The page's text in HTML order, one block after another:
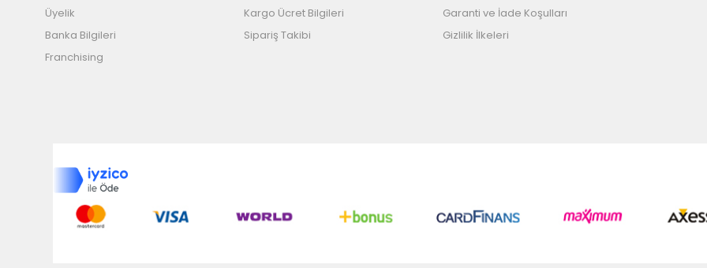
Üyelik
Banka Bilgileri
Franchising
Kargo Ücret Bilgileri
Sipariş Takibi
Garanti ve İade Koşulları
Gizlilik İlkeleri